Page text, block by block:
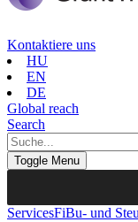
Kontaktiere uns
HU
EN
DE
Global reach
Search
Toggle Menu
ServicesFiBu- und